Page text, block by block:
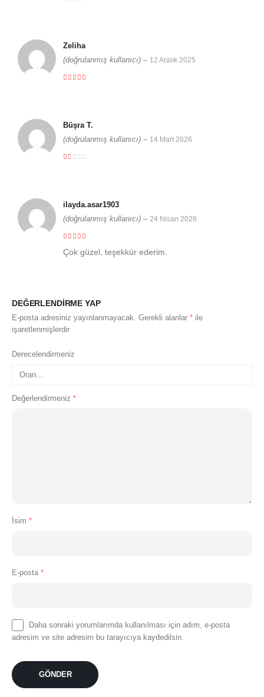
Zeliha
(doğrulanmış kullanıcı) – 12 Aralık 2025
Büşra T.
(doğrulanmış kullanıcı) – 14 Mart 2026
ilayda.asar1903
(doğrulanmış kullanıcı) – 24 Nisan 2026
Çok güzel, teşekkür ederim.
DEĞERLENDIRME YAP
E-posta adresiniz yayınlanmayacak. Gerekli alanlar * ile
işaretlenmişlerdir
Derecelendirmeniz
Değerlendirmeniz *
İsim *
E-posta *
Daha sonraki yorumlarımda kullanılması için adım, e-posta
adresim ve site adresim bu tarayıcıya kaydedilsin.